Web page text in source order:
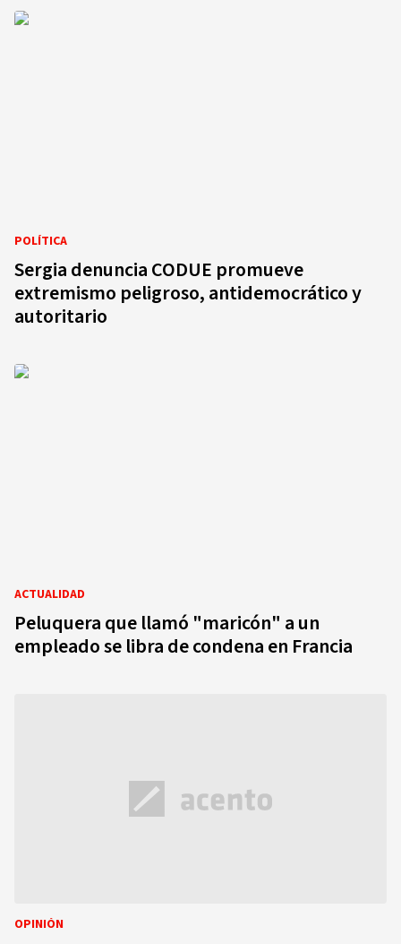
POLÍTICA
Sergia denuncia CODUE promueve
extremismo peligroso, antidemocrático y
autoritario
ACTUALIDAD
Peluquera que llamó "maricón" a un
empleado se libra de condena en Francia
OPINIÓN